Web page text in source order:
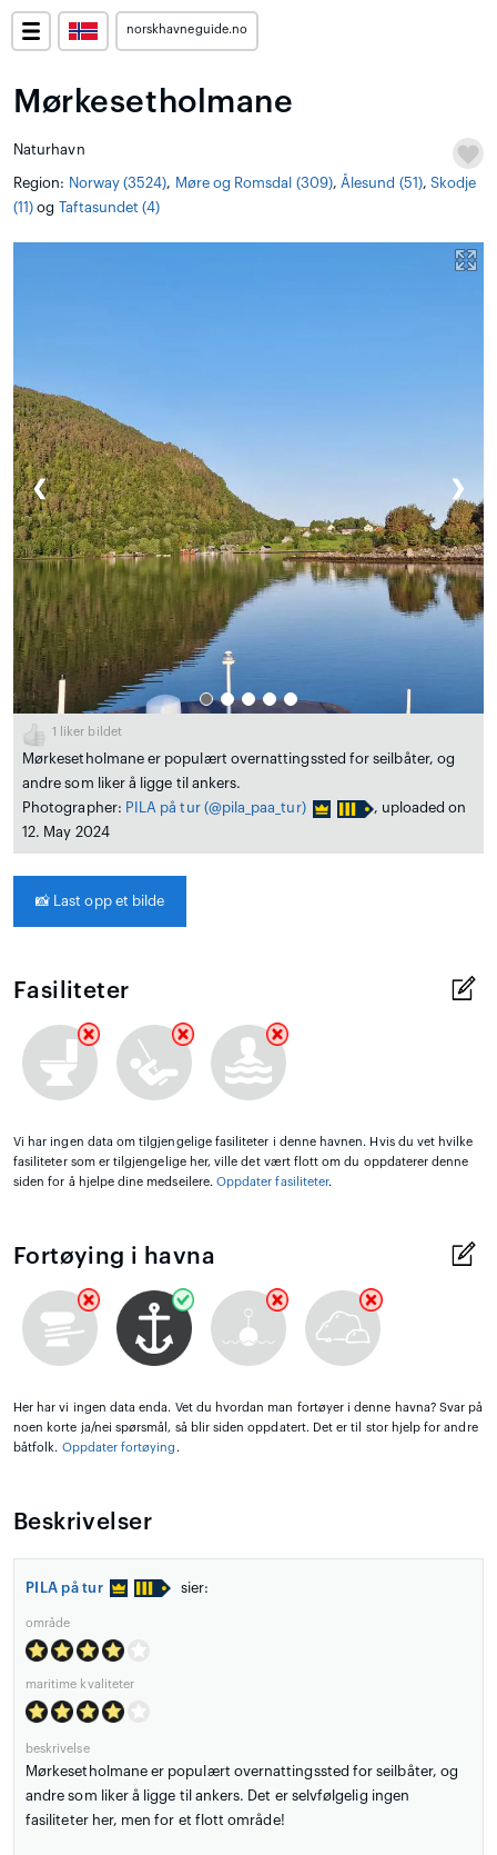
norskhavneguide.no
Mørkesetholmane
Naturhavn
Region: Norway (3524), Møre og Romsdal (309), Ålesund (51), Skodje
(11) og Taftasundet (4)
❮ ❯
1 liker bildet
Mørkesetholmane er populært overnattingssted for seilbåter, og
andre som liker å ligge til ankers.
Photographer: PILA på tur (@pila_paa_tur)
, uploaded on
12. May 2024
📸 Last opp et bilde
Fasiliteter
Vi har ingen data om tilgjengelige fasiliteter i denne havnen. Hvis du vet hvilke
fasiliteter som er tilgjengelige her, ville det vært flott om du oppdaterer denne
siden for å hjelpe dine medseilere. Oppdater fasiliteter.
Fortøying i havna
Her har vi ingen data enda. Vet du hvordan man fortøyer i denne havna? Svar på
noen korte ja/nei spørsmål, så blir siden oppdatert. Det er til stor hjelp for andre
båtfolk. Oppdater fortøying .
Beskrivelser
PILA på tur sier:
område
maritime kvaliteter
beskrivelse
Mørkesetholmane er populært overnattingssted for seilbåter, og
andre som liker å ligge til ankers. Det er selvfølgelig ingen
fasiliteter her, men for et flott område!